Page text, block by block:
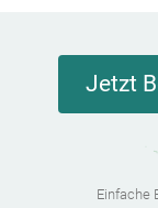
Jetzt
Einfache